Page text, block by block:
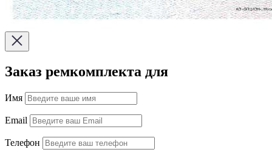
Заказ ремкомплекта для
Имя
Email
Телефон